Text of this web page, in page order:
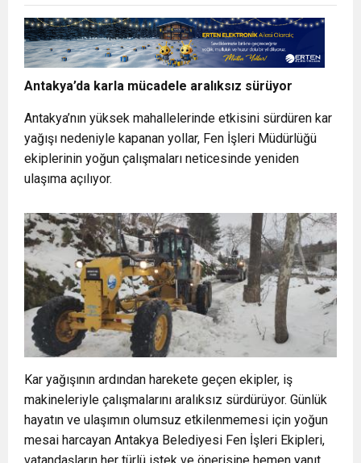
Antakya’da karla mücadele aralıksız sürüyor
Antakya’nın yüksek mahallelerinde etkisini sürdüren kar
yağışı nedeniyle kapanan yollar, Fen İşleri Müdürlüğü
ekiplerinin yoğun çalışmaları neticesinde yeniden
ulaşıma açılıyor.
Kar yağışının ardından harekete geçen ekipler, iş
makineleriyle çalışmalarını aralıksız sürdürüyor. Günlük
hayatın ve ulaşımın olumsuz etkilenmemesi için yoğun
mesai harcayan Antakya Belediyesi Fen İşleri Ekipleri,